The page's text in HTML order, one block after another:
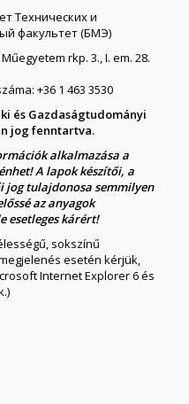
Технических и
факультет (БМЭ)
rkp. 3., I. em. 28.
+36 1 463 3530
és Gazdaságtudományi
jog fenntartva.
alkalmazása a
A lapok készítői, a
jog tulajdonosa semmilyen
az anyagok
esetleges kárért!
sokszínű
esetén kérjük,
Internet Explorer 6 és